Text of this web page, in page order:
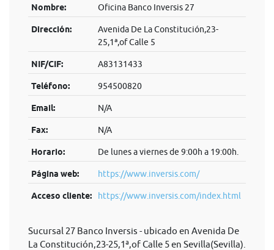
Nombre: Oficina Banco Inversis 27
Dirección:
Avenida De La Constitución,23-
25,1ª,of Calle 5
NIF/CIF: A83131433
Teléfono: 954500820
Email: N/A
Fax: N/A
Horario: De lunes a viernes de 9:00h a 19:00h.
Página web: https://www.inversis.com/
Acceso cliente: https://www.inversis.com/index.html
Sucursal 27 Banco Inversis - ubicado en Avenida De
La Constitución,23-25,1ª,of Calle 5 en Sevilla(Sevilla).